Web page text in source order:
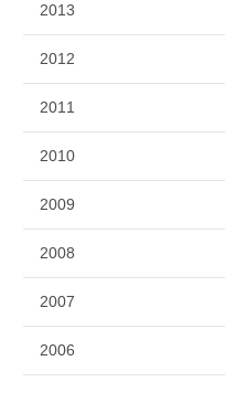
2013
2012
2011
2010
2009
2008
2007
2006